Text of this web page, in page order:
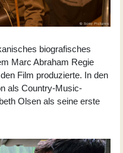
biografisches
Marc Abraham Regie
Film produzierte. In den
als Country-Music-
Olsen als seine erste